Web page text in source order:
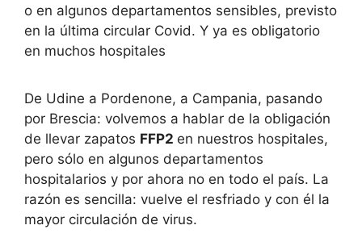
o en algunos departamentos sensibles, previsto
en la última circular Covid. Y ya es obligatorio
en muchos hospitales
De Udine a Pordenone, a Campania, pasando
por Brescia: volvemos a hablar de la obligación
de llevar zapatos FFP2 en nuestros hospitales,
pero sólo en algunos departamentos
hospitalarios y por ahora no en todo el país. La
razón es sencilla: vuelve el resfriado y con él la
mayor circulación de virus.